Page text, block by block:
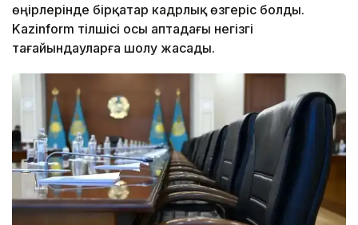
өңірлерінде бірқатар кадрлық өзгеріс болды.
Kazinform тілшісі осы аптадағы негізгі
тағайындауларға шолу жасады.